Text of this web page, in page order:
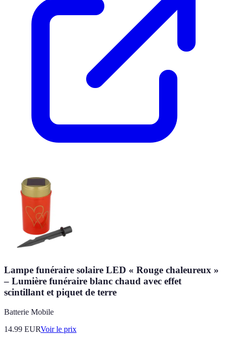
Lampe funéraire solaire LED « Rouge chaleureux »
– Lumière funéraire blanc chaud avec effet
scintillant et piquet de terre
Batterie Mobile
14.99 EURVoir le prix